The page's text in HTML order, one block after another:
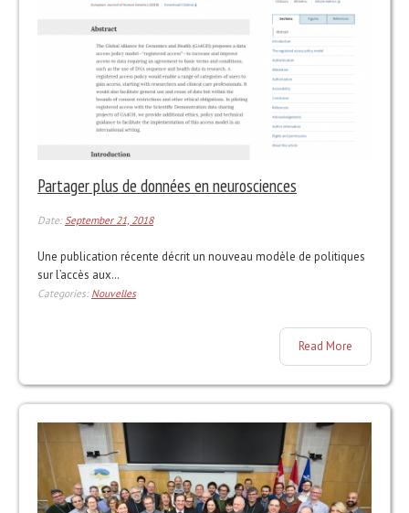
Partager plus de données en neurosciences
Date:September 21, 2018
Une publication récente décrit un nouveau modèle de politiques
sur l’accès aux…
Categories: Nouvelles
Read More